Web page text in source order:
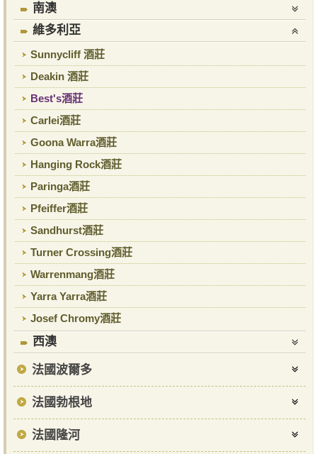
南澳
維多利亞
Sunnycliff 酒莊
Deakin 酒莊
Best's酒莊
Carlei酒莊
Goona Warra酒莊
Hanging Rock酒莊
Paringa酒莊
Pfeiffer酒莊
Sandhurst酒莊
Turner Crossing酒莊
Warrenmang酒莊
Yarra Yarra酒莊
Josef Chromy酒莊
西澳
法國波爾多
法國勃根地
法國隆河